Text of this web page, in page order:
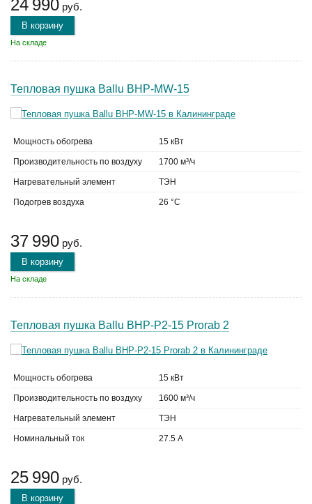
24 990 руб.
В корзину
На складе
Тепловая пушка Ballu BHP-MW-15
Мощность обогрева 15 кВт
Производительность по воздуху 1700 м³/ч
Нагревательный элемент ТЭН
Подогрев воздуха 26 °C
37 990 руб.
В корзину
На складе
Тепловая пушка Ballu BHP-P2-15 Prorab 2
Мощность обогрева 15 кВт
Производительность по воздуху 1600 м³/ч
Нагревательный элемент ТЭН
Номинальный ток 27.5 А
25 990 руб.
В корзину